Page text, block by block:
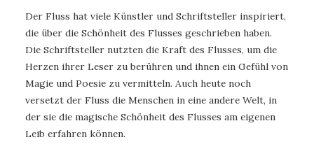
Der Fluss hat viele Künstler und Schriftsteller inspiriert,
die über die Schönheit des Flusses geschrieben haben.
Die Schriftsteller nutzten die Kraft des Flusses, um die
Herzen ihrer Leser zu berühren und ihnen ein Gefühl von
Magie und Poesie zu vermitteln. Auch heute noch
versetzt der Fluss die Menschen in eine andere Welt, in
der sie die magische Schönheit des Flusses am eigenen
Leib erfahren können.